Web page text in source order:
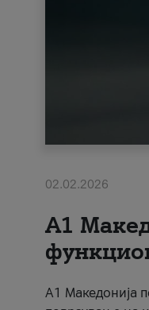
02.02.2026
А1
А1 Македонија